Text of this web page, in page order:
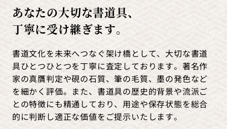
あなたの大切な書道具、
丁寧に受け継ぎます。
書道文化を未来へつなぐ架け橋として、大切な書道
具ひとつひとつを丁寧に査定しております。著名作
家の真贋判定や硯の石質、筆の毛質、墨の発色など
を細かく評価。また、書道具の歴史的背景や流派ご
との特徴にも精通しており、用途や保存状態を総合
的に判断し適正な価値をご提示いたします。